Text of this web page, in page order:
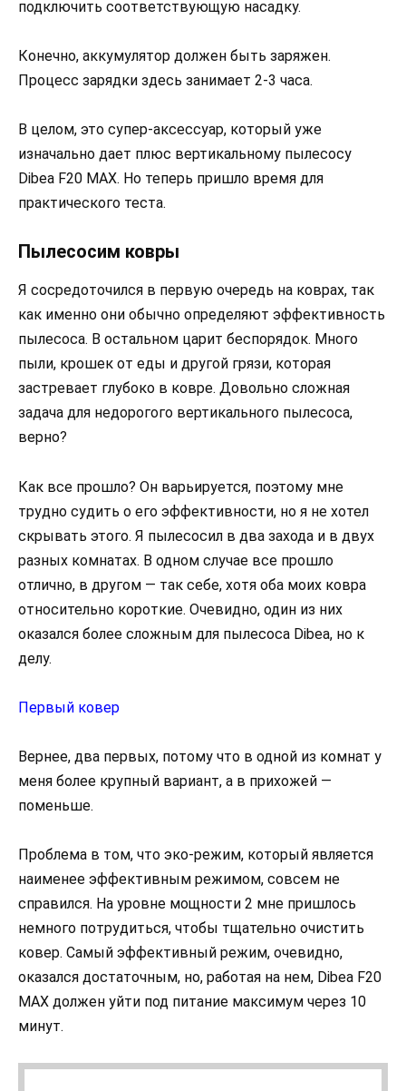
подключить соответствующую насадку.
Конечно, аккумулятор должен быть заряжен.
Процесс зарядки здесь занимает 2-3 часа.
В целом, это супер-аксессуар, который уже
изначально дает плюс вертикальному пылесосу
Dibea F20 MAX. Но теперь пришло время для
практического теста.
Пылесосим ковры
Я сосредоточился в первую очередь на коврах, так
как именно они обычно определяют эффективность
пылесоса. В остальном царит беспорядок. Много
пыли, крошек от еды и другой грязи, которая
застревает глубоко в ковре. Довольно сложная
задача для недорогого вертикального пылесоса,
верно?
Как все прошло? Он варьируется, поэтому мне
трудно судить о его эффективности, но я не хотел
скрывать этого. Я пылесосил в два захода и в двух
разных комнатах. В одном случае все прошло
отлично, в другом — так себе, хотя оба моих ковра
относительно короткие. Очевидно, один из них
оказался более сложным для пылесоса Dibea, но к
делу.
Первый ковер
Вернее, два первых, потому что в одной из комнат у
меня более крупный вариант, а в прихожей —
поменьше.
Проблема в том, что эко-режим, который является
наименее эффективным режимом, совсем не
справился. На уровне мощности 2 мне пришлось
немного потрудиться, чтобы тщательно очистить
ковер. Самый эффективный режим, очевидно,
оказался достаточным, но, работая на нем, Dibea F20
MAX должен уйти под питание максимум через 10
минут.